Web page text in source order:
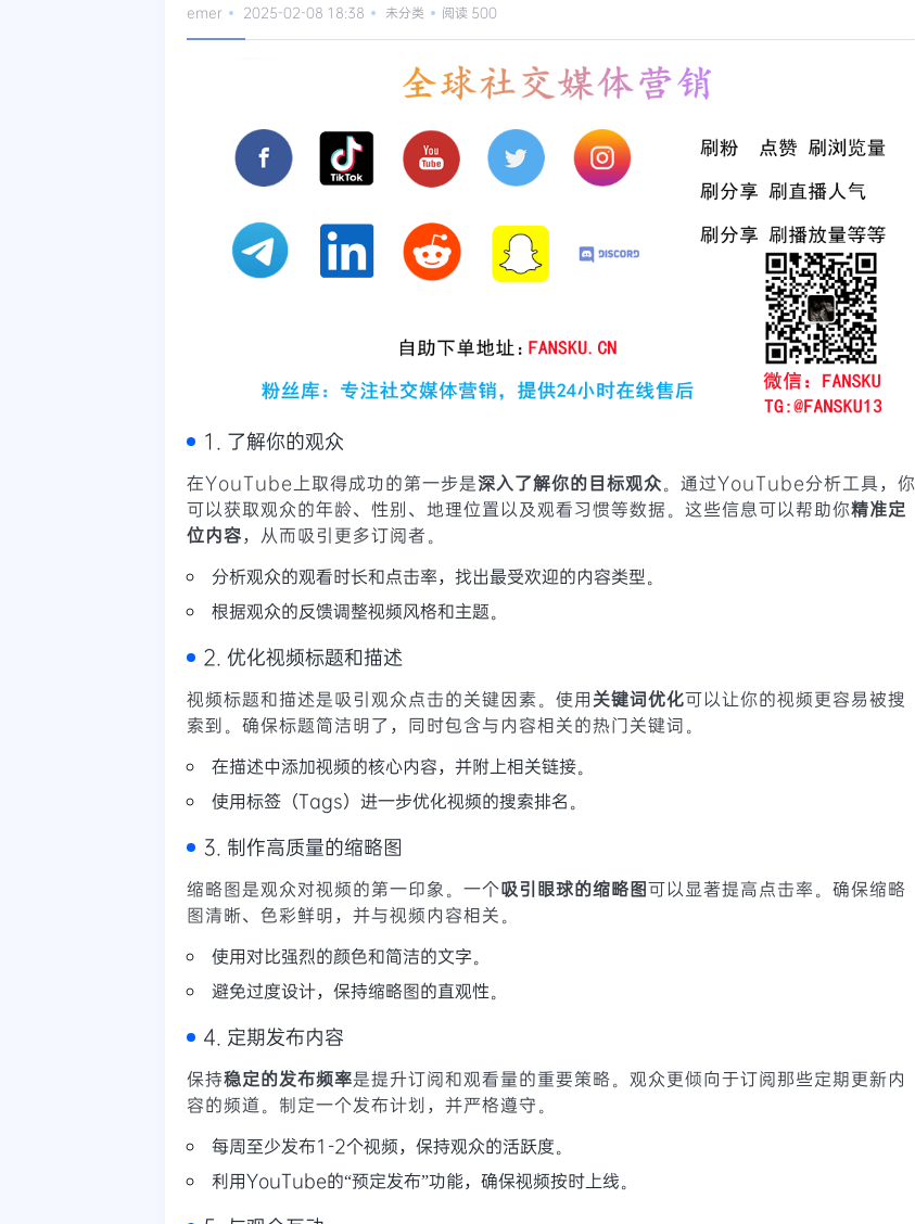
emer 2025-02-08 18:38 未分类 阅读 500
1. 了解你的观众
在YouTube上取得成功的第一步是深入了解你的目标观众。通过YouTube分析工具，你
可以获取观众的年龄、性别、地理位置以及观看习惯等数据。这些信息可以帮助你精准定
位内容，从而吸引更多订阅者。
分析观众的观看时长和点击率，找出最受欢迎的内容类型。
根据观众的反馈调整视频风格和主题。
2. 优化视频标题和描述
视频标题和描述是吸引观众点击的关键因素。使用关键词优化可以让你的视频更容易被搜
索到。确保标题简洁明了，同时包含与内容相关的热门关键词。
在描述中添加视频的核心内容，并附上相关链接。
使用标签（Tags）进一步优化视频的搜索排名。
3. 制作高质量的缩略图
缩略图是观众对视频的第一印象。一个吸引眼球的缩略图可以显著提高点击率。确保缩略
图清晰、色彩鲜明，并与视频内容相关。
使用对比强烈的颜色和简洁的文字。
避免过度设计，保持缩略图的直观性。
4. 定期发布内容
保持稳定的发布频率是提升订阅和观看量的重要策略。观众更倾向于订阅那些定期更新内
容的频道。制定一个发布计划，并严格遵守。
每周至少发布1-2个视频，保持观众的活跃度。
利用YouTube的“预定发布”功能，确保视频按时上线。